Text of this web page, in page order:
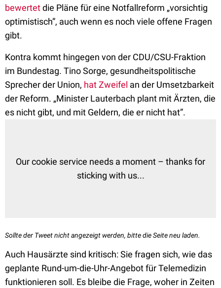
bewertetdie Pläne für eine Notfallreform „vorsichtig
optimistisch”, auch wenn es noch viele offene Fragen
gibt.
Kontra kommt hingegen von der CDU/CSU-Fraktion
im Bundestag. Tino Sorge, gesundheitspolitische
Sprecher der Union, hat Zweifel an der Umsetzbarkeit
der Reform. „Minister Lauterbach plant mit Ärzten, die
es nicht gibt, und mit Geldern, die er nicht hat”.
Our cookie service needs a moment – thanks for
sticking with us...
Sollte der Tweet nicht angezeigt werden, bitte die Seite neu laden.
Auch Hausärzte sind kritisch: Sie fragen sich, wie das
geplante Rund-um-die-Uhr-Angebot für Telemedizin
funktionieren soll. Es bleibe die Frage, woher in Zeiten